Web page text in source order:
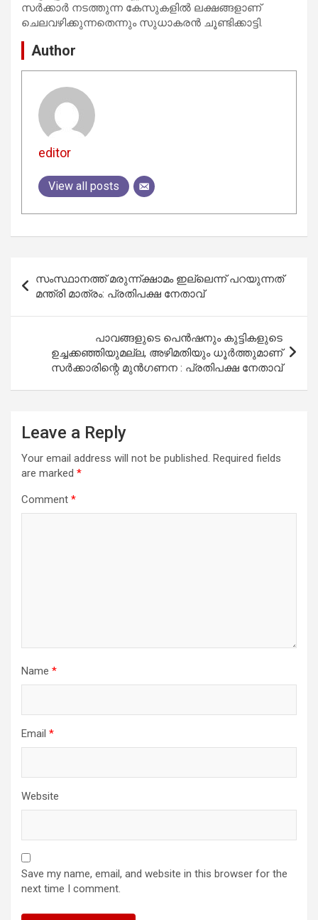
സര്‍ക്കാര്‍ നടത്തുന്ന കേസുകളില്‍ ലക്ഷങ്ങളാണ്
ചെലവഴിക്കുന്നതെന്നും സുധാകരന്‍ ചൂണ്ടിക്കാട്ടി.
Author
editor
View all posts
navigation
സംസ്ഥാനത്ത് മരുന്ന്ക്ഷാമം ഇല്ലെന്ന് പറയുന്നത്
മന്ത്രി മാത്രം: പ്രതിപക്ഷ നേതാവ്
പാവങ്ങളുടെ പെന്‍ഷനും കുട്ടികളുടെ
ഉച്ചക്കഞ്ഞിയുമല്ല, അഴിമതിയും ധൂര്‍ത്തുമാണ്
സര്‍ക്കാരിന്റെ മുന്‍ഗണന : പ്രതിപക്ഷ നേതാവ്
Leave a Reply
Your email address will not be published. Required fields
are marked *
Comment *
Name *
Email *
Website
Save my name, email, and website in this browser for the
next time I comment.